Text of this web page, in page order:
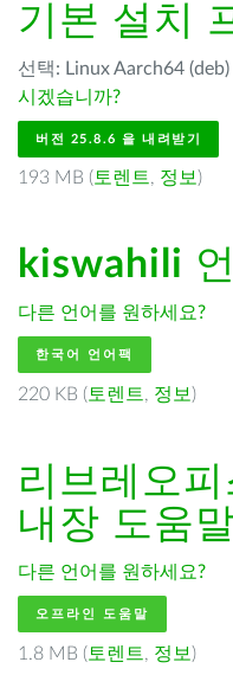
기본 설치
선택: Linux Aarch64
시겠습니까?
버전 25.8.6 을 내려받기
193 MB ( 토렌트, 정보 )
kiswahili
다른 언어를 원하세요?
한국어 언어팩
220 KB ( 토렌트, 정보 )
리브레오피
내장 도움
다른 언어를 원하세요?
오프라인 도움말
1.8 MB ( 토렌트, 정보 )